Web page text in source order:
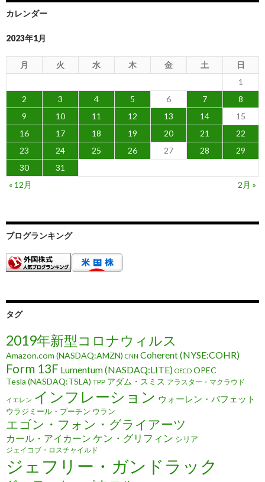
カレンダー
2023年1月
月 火 水 木 金 土
日
1
2
3 4 5 6 7
8
9
10 11 12 13 14
15
16
17 18 19 20 21
22
23
24 25 26 27 28
29
30
31
« 12月
2月 »
ブログランキング
タグ
2019年新型コロナウィルス
Amazon.com (NASDAQ:AMZN) CNN Coherent (NYSE:COHR)
Form 13F Lumentum (NASDAQ:LITE) OECD OPEC
Tesla (NASDAQ:TSLA) TPP アダム・スミス アラスター・マクラウド
イエレン インフレーション ウォーレン・バフェット
ウラジミール・プーチン ウラン
エゴン・フォン・グライアーツ
カール・アイカーン ケン・グリフィン シリア
ジェイコブ・ロスチャイルド
ジェフリー・ガンドラック